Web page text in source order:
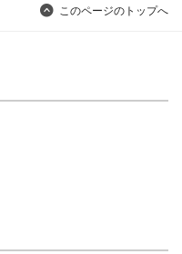
このページのトップへ